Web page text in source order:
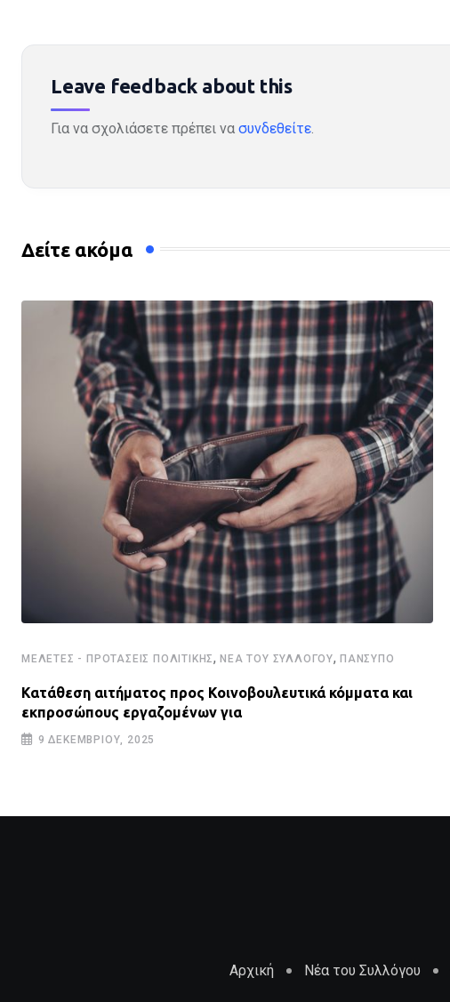
Leave feedback about this
Για να σχολιάσετε πρέπει να συνδεθείτε.
Δείτε ακόμα
ΜΕΛΈΤΕΣ - ΠΡΟΤΆΣΕΙΣ ΠΟΛΙΤΙΚΉΣ,ΝΈΑ ΤΟΥ ΣΥΛΛΌΓΟΥ,ΠΑΝΣΥΠΟ
Κατάθεση αιτήματος προς Κοινοβουλευτικά κόμματα και
εκπροσώπους εργαζομένων για
9 ΔΕΚΕΜΒΡΊΟΥ, 2025
Αρχική Νέα του Συλλόγου